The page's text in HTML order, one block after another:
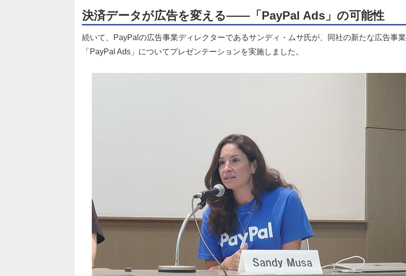
決済データが広告を変える――「PayPal Ads」の可能性
続いて、PayPalの広告事業ディレクターであるサンディ・ムサ氏が、同社の新たな広告事業
「PayPal Ads」についてプレゼンテーションを実施しました。